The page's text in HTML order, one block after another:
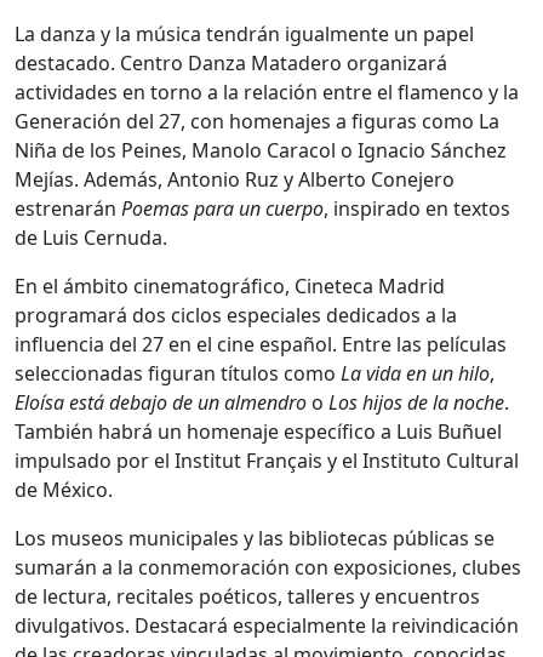
La danza y la música tendrán igualmente un papel
destacado. Centro Danza Matadero organizará
actividades en torno a la relación entre el flamenco y la
Generación del 27, con homenajes a figuras como La
Niña de los Peines, Manolo Caracol o Ignacio Sánchez
Mejías. Además, Antonio Ruz yAlberto Conejero
estrenarán Poemas para un cuerpo, inspirado en textos
de Luis Cernuda.
En el ámbito cinematográfico, Cineteca Madrid
programará dos ciclos especiales dedicados a la
influencia del 27 en el cine español. Entre las películas
seleccionadas figuran títulos como La vida en un hilo,
Eloísa está debajo de un almendro o Los hijos de la noche.
También habrá un homenaje específico a Luis Buñuel
impulsado por el Institut Français y el Instituto Cultural
de México.
Los museos municipales y las bibliotecas públicas se
sumarán a la conmemoración con exposiciones, clubes
de lectura, recitales poéticos, talleres y encuentros
divulgativos. Destacará especialmente la reivindicación